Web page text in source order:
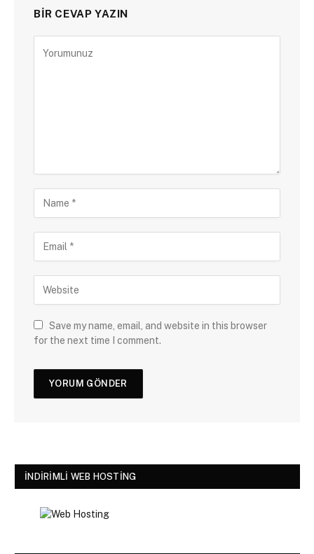
BIR CEVAP YAZIN
Save my name, email, and website in this browser
for the next time I comment.
İNDIRIMLI WEB HOSTING